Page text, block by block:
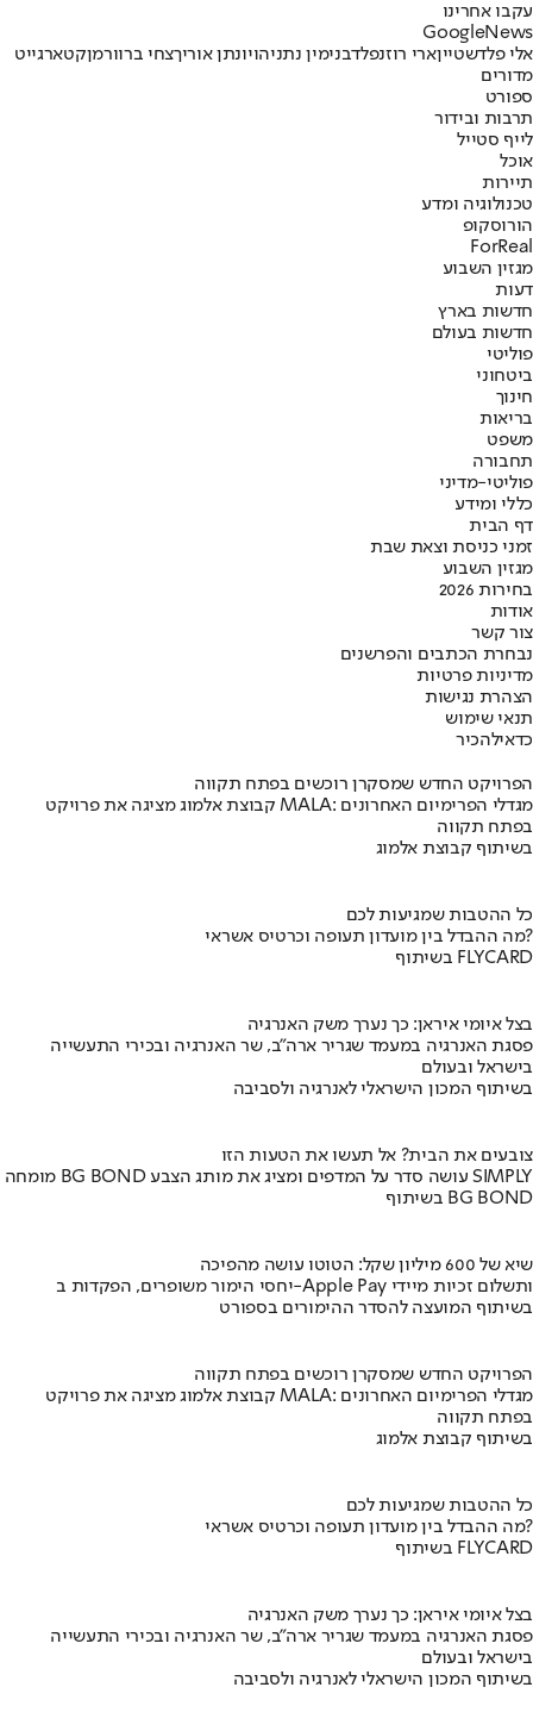
עקבו אחרינו
Googl eNews
אלי פלדשטייןארי רוזנפלדבנימין נתניהויונתן אוריךצחי ברוורמןקטארגייט
מדורים
ספורט
תרבות ובידור
לייף סטייל
אוכל
תיירות
טכנולוגיה ומדע
הורוסקופ
ForReal
מגזין השבוע
דעות
חדשות בארץ
חדשות בעולם
פוליטי
ביטחוני
חינוך
בריאות
משפט
תחבורה
פוליטי-מדיני
כללי ומידע
דף הבית
זמני כניסת וצאת שבת
מגזין השבוע
בחירות 2026
אודות
צור קשר
נבחרת הכתבים והפרשנים
מדיניות פרטיות
הצהרת נגישות
תנאי שימוש
כדאילהכיר
הפרויקט החדש שמסקרן רוכשים בפתח תקווה
קבוצת אלמוג מציגה את פרויקט MALA: מגדלי הפרימיום האחרונים
בפתח תקווה
בשיתוף קבוצת אלמוג
כל ההטבות שמגיעות לכם
מה ההבדל בין מועדון תעופה וכרטיס אשראי?
בשיתוף FLYCARD
בצל איומי איראן: כך נערך משק האנרגיה
פסגת האנרגיה במעמד שגריר ארה"ב, שר האנרגיה ובכירי התעשייה
בישראל ובעולם
בשיתוף המכון הישראלי לאנרגיה ולסביבה
צובעים את הבית? אל תעשו את הטעות הזו
מומחה BG BOND עושה סדר על המדפים ומציג את מותג הצבע SIMPLY
בשיתוף BG BOND
שיא של 600 מיליון שקל: הטוטו עושה מהפיכה
יחסי הימור משופרים, הפקדות ב-Apple Pay ותשלום זכיות מיידי
בשיתוף המועצה להסדר ההימורים בספורט
הפרויקט החדש שמסקרן רוכשים בפתח תקווה
קבוצת אלמוג מציגה את פרויקט MALA: מגדלי הפרימיום האחרונים
בפתח תקווה
בשיתוף קבוצת אלמוג
כל ההטבות שמגיעות לכם
מה ההבדל בין מועדון תעופה וכרטיס אשראי?
בשיתוף FLYCARD
בצל איומי איראן: כך נערך משק האנרגיה
פסגת האנרגיה במעמד שגריר ארה"ב, שר האנרגיה ובכירי התעשייה
בישראל ובעולם
בשיתוף המכון הישראלי לאנרגיה ולסביבה